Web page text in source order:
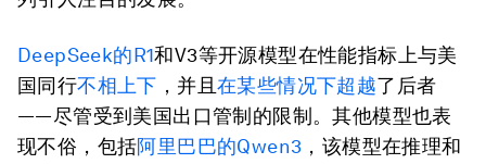
DeepSeek的R1和V3等开源模型在性能指标上与美
国同行不相上下 ，并且在某些情况下超越了后者
——尽管受到美国出口管制的限制。其他模型也表
现不俗，包括阿里巴巴的Qwen3 ，该模型在推理和